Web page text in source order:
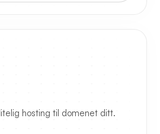
hosting til domenet ditt.